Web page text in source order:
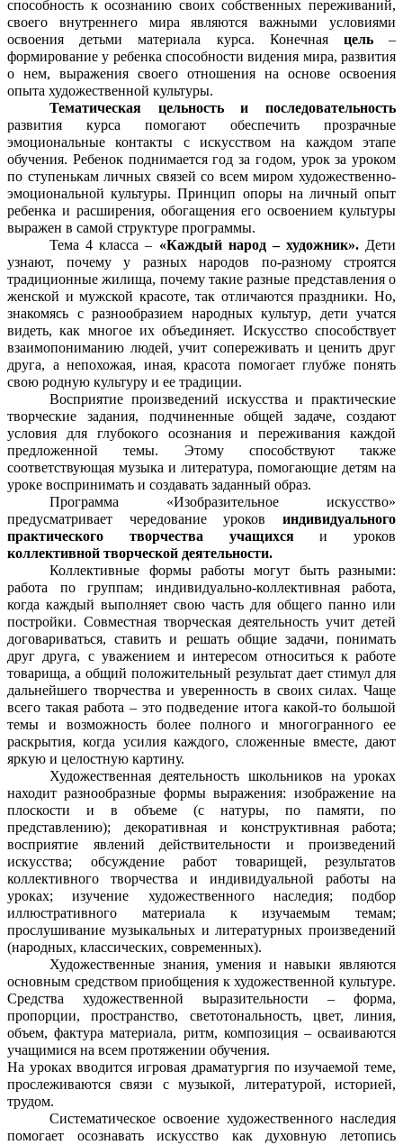
способность к осознанию своих собственных переживаний,
своего внутреннего мира являются важными условиями
освоения детьми материала курса. Конечная цель–
формирование у ребенка способности видения мира, развития
о нем, выражения своего отношения на основе освоения
опыта художественной культуры.
Тематическая цельность и последовательность
развития курса помогают обеспечить прозрачные
эмоциональные контакты с искусством на каждом этапе
обучения. Ребенок поднимается год за годом, урок за уроком
по ступенькам личных связей со всем миром художественно-
эмоциональной культуры. Принцип опоры на личный опыт
ребенка и расширения, обогащения его освоением культуры
выражен в самой структуре программы.
Тема 4 класса – «Каждый народ – художник».Дети
узнают, почему у разных народов по-разному строятся
традиционные жилища, почему такие разные представления о
женской и мужской красоте, так отличаются праздники. Но,
знакомясь с разнообразием народных культур, дети учатся
видеть, как многое их объединяет. Искусство способствует
взаимопониманию людей, учит сопереживать и ценить друг
друга, а непохожая, иная, красота помогает глубже понять
свою родную культуру и ее традиции.
Восприятие произведений искусства и практические
творческие задания, подчиненные общей задаче, создают
условия для глубокого осознания и переживания каждой
предложенной темы. Этому способствуют также
соответствующая музыка и литература, помогающие детям на
уроке воспринимать и создавать заданный образ.
Программа «Изобразительное искусство»
предусматривает чередование уроков индивидуального
практического творчества учащихсяи уроков
коллективной творческой деятельности.
Коллективные формы работы могут быть разными:
работа по группам; индивидуально-коллективная работа,
когда каждый выполняет свою часть для общего панно или
постройки. Совместная творческая деятельность учит детей
договариваться, ставить и решать общие задачи, понимать
друг друга, с уважением и интересом относиться к работе
товарища, а общий положительный результат дает стимул для
дальнейшего творчества и уверенность в своих силах. Чаще
всего такая работа – это подведение итога какой-то большой
темы и возможность более полного и многогранного ее
раскрытия, когда усилия каждого, сложенные вместе, дают
яркую и целостную картину.
Художественная деятельность школьников на уроках
находит разнообразные формы выражения: изображение на
плоскости и в объеме (с натуры, по памяти, по
представлению); декоративная и конструктивная работа;
восприятие явлений действительности и произведений
искусства; обсуждение работ товарищей, результатов
коллективного творчества и индивидуальной работы на
уроках; изучение художественного наследия; подбор
иллюстративного материала к изучаемым темам;
прослушивание музыкальных и литературных произведений
(народных, классических, современных).
Художественные знания, умения и навыки являются
основным средством приобщения к художественной культуре.
Средства художественной выразительности – форма,
пропорции, пространство, светотональность, цвет, линия,
объем, фактура материала, ритм, композиция – осваиваются
учащимися на всем протяжении обучения.
На уроках вводится игровая драматургия по изучаемой теме,
прослеживаются связи с музыкой, литературой, историей,
трудом.
Систематическое освоение художественного наследия
помогает осознавать искусство как духовную летопись